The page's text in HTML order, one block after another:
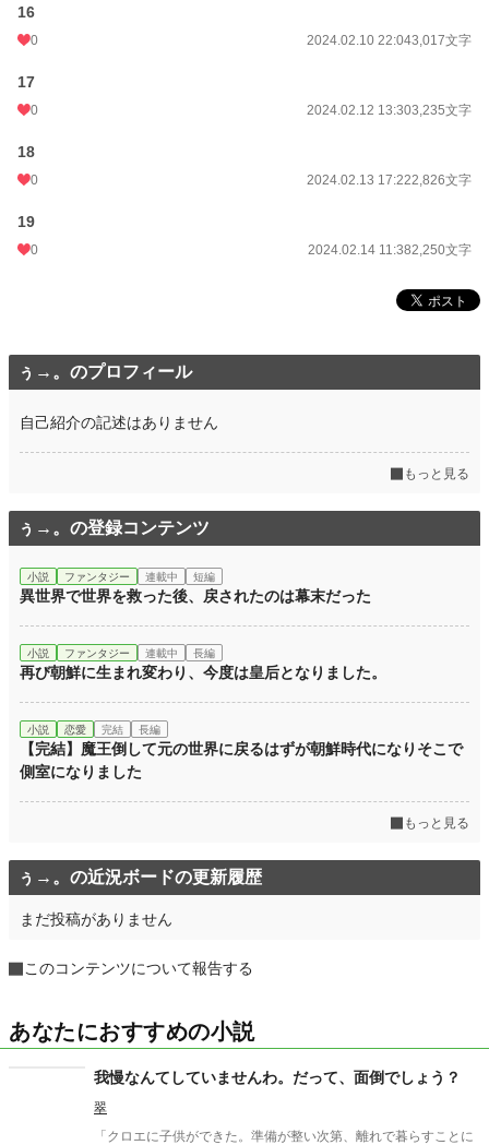
16
0 2024.02.10 22:043,017文字
17
0 2024.02.12 13:303,235文字
18
0 2024.02.13 17:222,826文字
19
0 2024.02.14 11:382,250文字
ぅ→。のプロフィール
自己紹介の記述はありません
もっと見る
ぅ→。の登録コンテンツ
小説 ファンタジー 連載中 短編
異世界で世界を救った後、戻されたのは幕末だった
小説 ファンタジー 連載中 長編
再び朝鮮に生まれ変わり、今度は皇后となりました。
小説 恋愛 完結 長編
【完結】魔王倒して元の世界に戻るはずが朝鮮時代になりそこで
側室になりました
もっと見る
ぅ→。の近況ボードの更新履歴
まだ投稿がありません
このコンテンツについて報告する
あなたにおすすめの小説
我慢なんてしていませんわ。だって、面倒でしょう？
翠
「クロエに子供ができた。準備が整い次第、離れで暮らすことに